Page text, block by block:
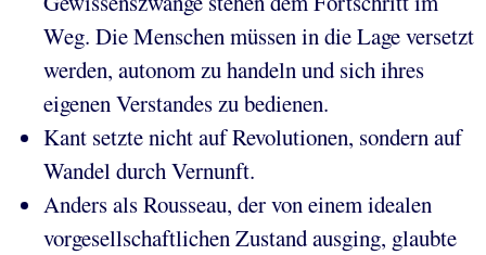
Weg. Die Menschen müssen in die Lage versetzt
werden, autonom zu handeln und sich ihres
eigenen Verstandes zu bedienen.
Kant setzte nicht auf Revolutionen, sondern auf
Wandel durch Vernunft.
Anders als Rousseau, der von einem idealen
vorgesellschaftlichen Zustand ausging, glaubte